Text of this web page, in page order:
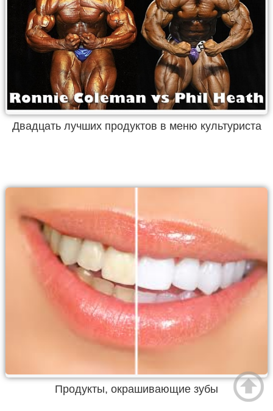
Двадцать лучших продуктов в меню культуриста
Продукты, окрашивающие зубы